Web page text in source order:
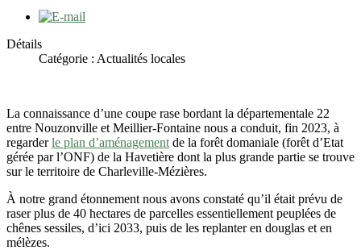
Détails
Catégorie : Actualités locales
La connaissance d’une coupe rase bordant la départementale 22
entre Nouzonville et Meillier-Fontaine nous a conduit, fin 2023, à
regarderle plan d’aménagement de la forêt domaniale (forêt d’Etat
gérée par l’ONF) de la Havetière dont la plus grande partie se trouve
sur le territoire de Charleville-Mézières.
À notre grand étonnement nous avons constaté qu’il était prévu de
raser plus de 40 hectares de parcelles essentiellement peuplées de
chênes sessiles, d’ici 2033, puis de les replanter en douglas et en
mélèzes.